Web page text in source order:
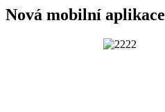
Nová mobilní aplikace